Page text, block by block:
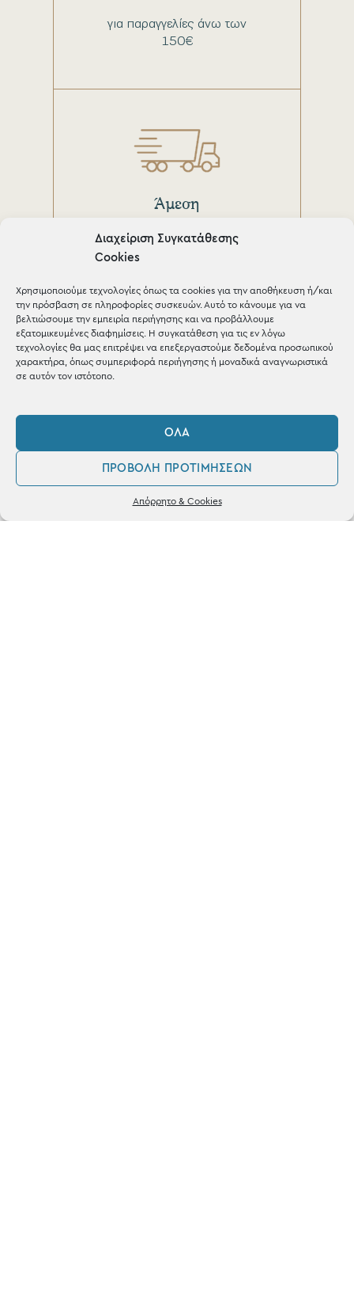
Διαχείριση Συγκατάθεσης
Cookies
Χρησιμοποιούμε τεχνολογίες όπως τα cookies για την αποθήκευση ή/και
την πρόσβαση σε πληροφορίες συσκευών. Αυτό το κάνουμε για να
βελτιώσουμε την εμπειρία περιήγησης και να προβάλλουμε
εξατομικευμένες διαφημίσεις. Η συγκατάθεση για τις εν λόγω
τεχνολογίες θα μας επιτρέψει να επεξεργαστούμε δεδομένα προσωπικού
χαρακτήρα, όπως συμπεριφορά περιήγησης ή μοναδικά αναγνωριστικά
σε αυτόν τον ιστότοπο.
ΌΛΑ
ΠΡΟΒΟΛΉ ΠΡΟΤΙΜΉΣΕΩΝ
Απόρρητο & Cookies
για παραγγελίες άνω των
150€
μέσα σε 1-3 μέρες σε όλη
Άμεση
με Χρεωστική & Πιστωτική
Ηλεκτρονικές
Πληρωμές
0